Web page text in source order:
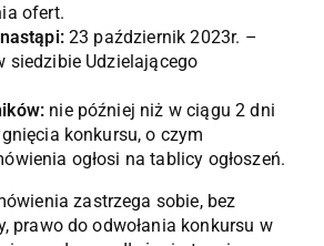
ofert.
23 październik 2023r. –
siedzibie Udzielającego
nie później niż w ciągu 2 dni
konkursu, o czym
ogłosi na tablicy ogłoszeń.
zastrzega sobie, bez
prawo do odwołania konkursu w